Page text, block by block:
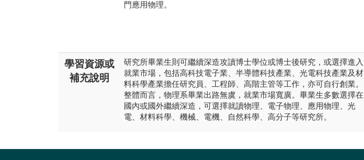
門應用物理。
學習資源或
補充說明
研究所畢業生則可繼續深造攻讀博士學位或博士後研究，或選擇進入
就業市場，包括高科技電子業、半導體科技產業、光電科技產業及材
料科學產業擔任研究員、工程師、高階主管等工作，亦可自行創業。
整體而言，物理系畢業出路無虞，就業市場寬廣。畢業生多數選擇在
國內或國外繼續深造，可選擇就讀物理、電子物理、應用物理、光
電、材料科學、機械、電機、自然科學、高分子等研究所。